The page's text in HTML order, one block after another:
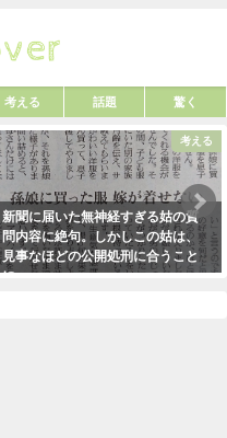
考える 話題 驚く
考える
新聞に届いた無神経すぎる姑の質
問内容に絶句。しかしこの姑は、
見事なほどの公開処刑に合うこと
に・・・